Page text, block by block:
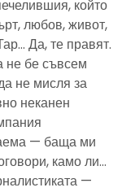
който
любов, живот,
Да, те правят.
не бе съвсем
не мисля за
неканен
— баща ми
камо ли…
—